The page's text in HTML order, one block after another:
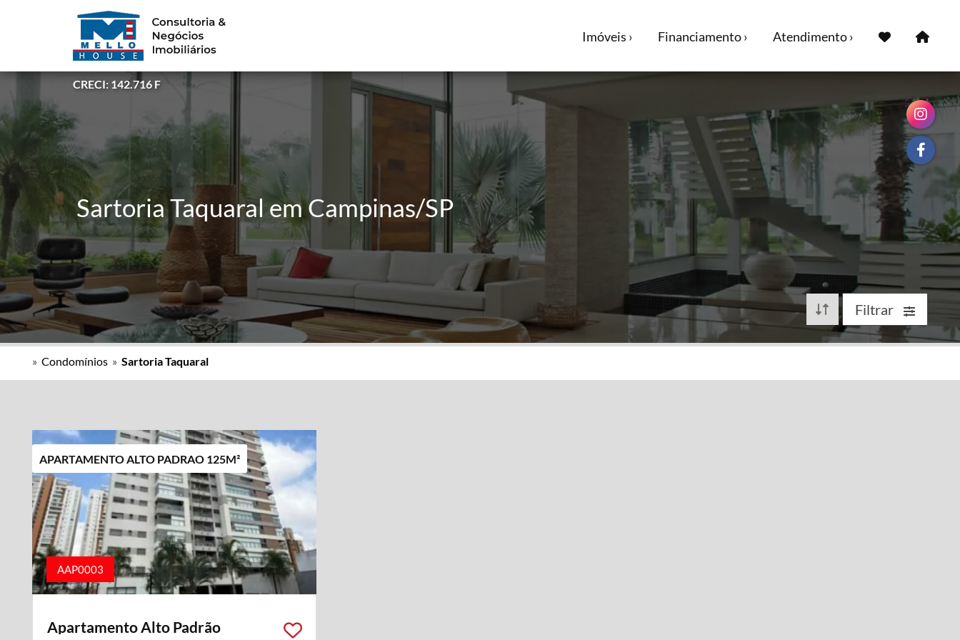
CRECI: 142.716 F
Imóveis › Financiamento › Atendimento ›
Sartoria Taquaral em Campinas/SP
Filtrar
» Condomínios » Sartoria Taquaral
APARTAMENTO ALTO PADRAO 125M²
AAP0003
Apartamento Alto Padrão